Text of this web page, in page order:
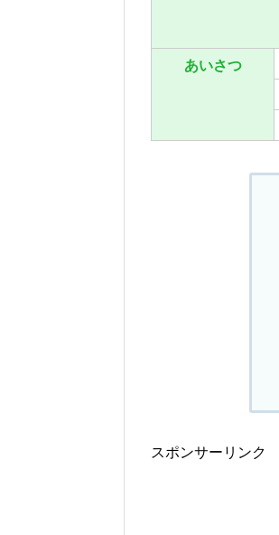
あいさつ
スポンサーリンク